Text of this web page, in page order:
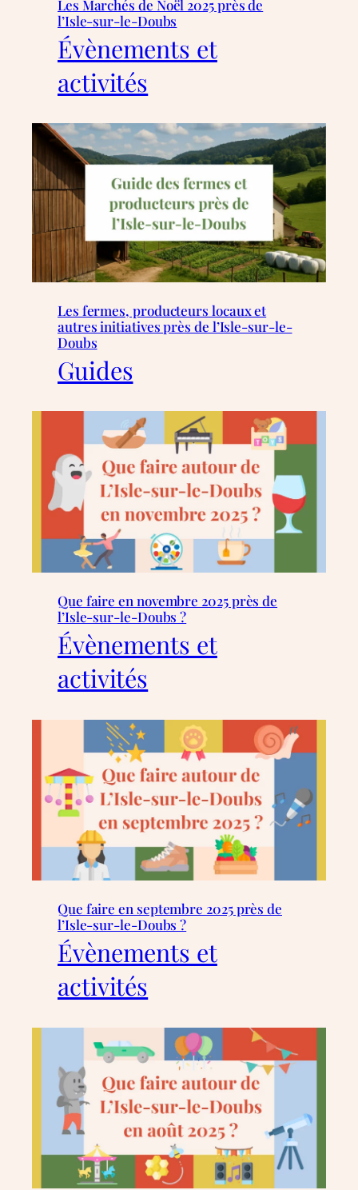
Les Marchés de Noël 2025 près de
l’Isle-sur-le-Doubs
Évènements et
activités
Les fermes, producteurs locaux et
autres initiatives près de l’Isle-sur-le-
Doubs
Guides
Que faire en novembre 2025 près de
l’Isle-sur-le-Doubs ?
Évènements et
activités
Que faire en septembre 2025 près de
l’Isle-sur-le-Doubs ?
Évènements et
activités